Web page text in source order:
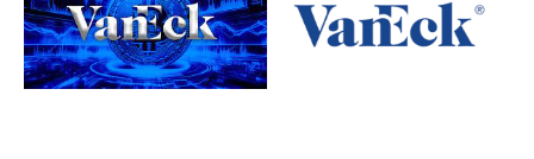
A la une
Features